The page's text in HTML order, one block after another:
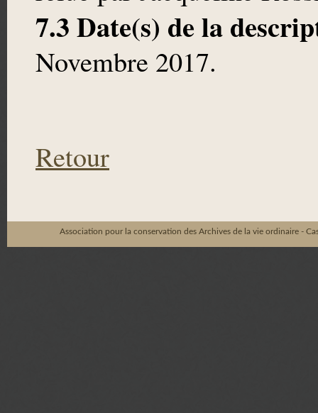
7.3 Date(s) de la
Novembre 2017.
Retour
Association pour la conservation des Archives de la vie ordinaire -